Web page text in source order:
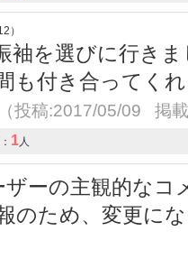
）
袖を選びに行き
も付き合ってく
（投稿:2017/05/09 掲
1 人
ーの主観的なコ
のため、変更に